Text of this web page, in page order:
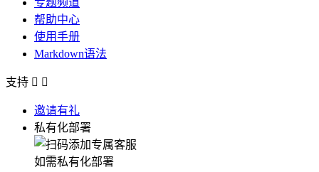
专题频道
帮助中心
使用手册
Markdown语法
支持  
邀请有礼
私有化部署
如需私有化部署